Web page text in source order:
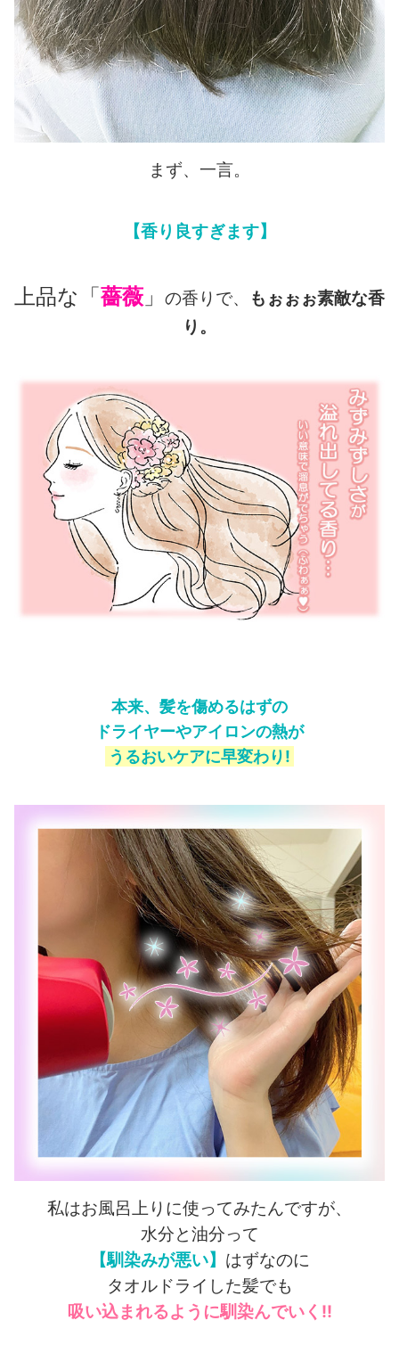
まず、一言。
【香り良すぎます】
上品な「薔薇 」 の香りで、
もぉぉぉ素敵な香
り。
本来、髪を傷めるはずの
ドライヤーやアイロンの熱が
うるおいケアに早変わり!
私はお風呂上りに使ってみたんですが、
水分と油分って
【馴染みが悪い】 はずなのに
タオルドライした髪でも
吸い込まれるように馴染んでいく!!